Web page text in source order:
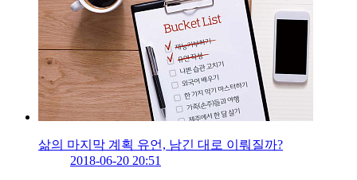
삶의 마지막 계획 유언, 남긴 대로 이뤄질까?
2018-06-20 20:51